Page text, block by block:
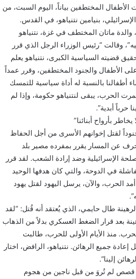
الأطفال المختطفين بياناً، اليوم السبت، من
بنيامين نتنياهو، في القدس.
ماتان المختطف في غزة، نتنياهو
وقالت “رئيس الوزراء الرجل الذي قرر
قضيته السياسية الكبرى، نتنياهو يعلم
الأطفال والجنود المختطفين، وقرر عمداً
أطفالنا بالنسبة له أداة سياسية للتمسك
الحرب، يبقى لنتنياهو حكومة، وإذا لم
أبدية”.
بأرواح أبنائنا”
لقتل إخوانهم الأسرى من أجل الحفاظ
عن المسار يقرر بمفرده مصير بلد
الإسرائيلية وضد إرادة الشعب. لقد قرر
في الدوحة، والتي كان هدفها الوحيد
الحرب، والآن، يرسل اليهود لقتل يهود
طال حايمي، الذي يُعتقد أنه قُتل: “لقد
نتنياهو بالفعل 42 رهينة بعد قرار الضغط العسكري بدلاً من الذهاب
منذ الأيام الأولى للحرب، طالبت
جميع الرهائن. نتنياهو، الرافض، اختار
إلينا”.
قصص لم تُروَ من قبل ناجين من هجوم